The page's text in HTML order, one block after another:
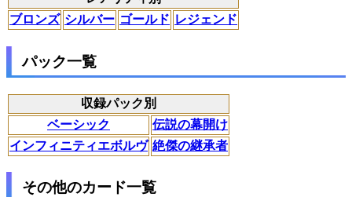
ブロンズ シルバー ゴールド レジェンド
パック一覧
収録パック別
ベーシック
伝説の幕開け
インフィニティエボルヴ 絶傑の継承者
その他のカード一覧